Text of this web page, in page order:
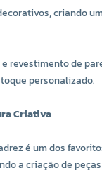
criando
revestimento de
personalizado.
Criativa
é um dos
a criação de